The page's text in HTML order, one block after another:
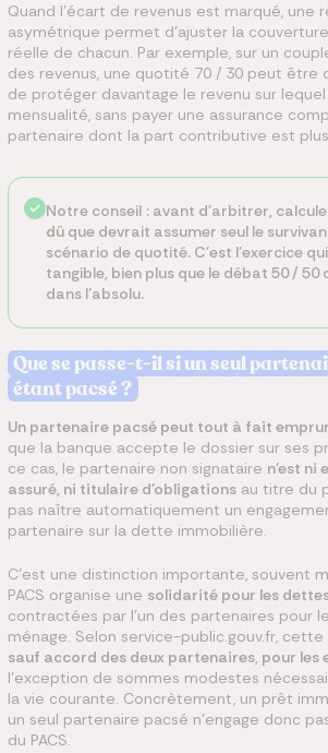
Quand l'écart de revenus est marqué, une
asymétrique permet d'ajuster la
réelle de chacun. Par exemple, sur un
des revenus, une quotité 70 / 30 peut être
de protéger davantage le revenu sur
mensualité, sans payer une assurance
partenaire dont la part contributive est
Notre conseil : avant d'arbitrer,
dû que devrait assumer seul le
scénario de quotité. C'est l'exercice
tangible, bien plus que le débat 50 / 50
dans l'absolu.
Que se passe-t-il si un seul
étant pacsé ?
Un partenaire pacsé peut tout à fait
que la banque accepte le dossier sur ses
ce cas, le partenaire non signataire n'est ni
assuré, ni titulaire d'obligations au titre du
pas naître automatiquement un
partenaire sur la dette immobilière.
C'est une distinction importante, souvent
PACS organise une solidarité pour les
contractées par l'un des partenaires pour
ménage. Selon service-public.gouv.fr,
sauf accord des deux partenaires, pour les
l'exception de sommes modestes
la vie courante. Concrètement, un prêt
un seul partenaire pacsé n'engage donc
du PACS.